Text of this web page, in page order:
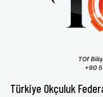
TOf
+90
Türkiye Okçuluk